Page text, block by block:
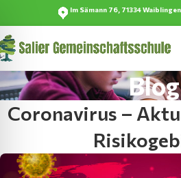
Im Sämann 76, 71334 Waiblingen
Blog
Coronavirus –